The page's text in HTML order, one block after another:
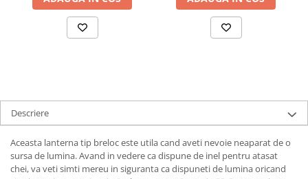
Descriere
Aceasta lanterna tip breloc este utila cand aveti nevoie neaparat de o
sursa de lumina. Avand in vedere ca dispune de inel pentru atasat
chei, va veti simti mereu in siguranta ca dispuneti de lumina oricand